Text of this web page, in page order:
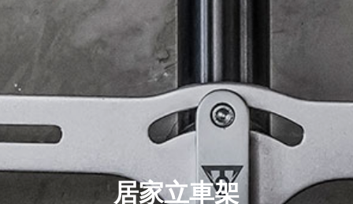
居家立車架